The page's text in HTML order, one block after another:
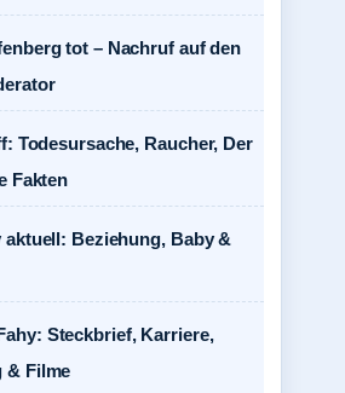
tot – Nachruf auf den
Todesursache, Raucher, Der
Fakten
aktuell: Beziehung, Baby &
Steckbrief, Karriere,
& Filme